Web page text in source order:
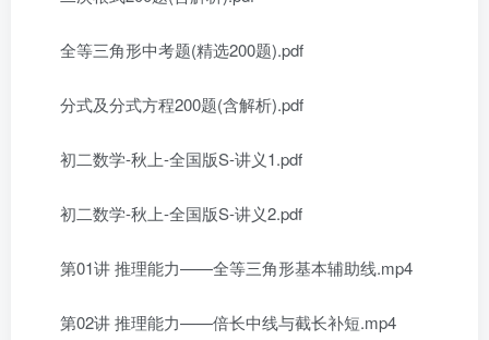
全等三角形中考题(精选200题).pdf
分式及分式方程200题(含解析).pdf
初二数学-秋上-全国版S-讲义1.pdf
初二数学-秋上-全国版S-讲义2.pdf
第01讲 推理能力——全等三角形基本辅助线.mp4
第02讲 推理能力——倍长中线与截长补短.mp4